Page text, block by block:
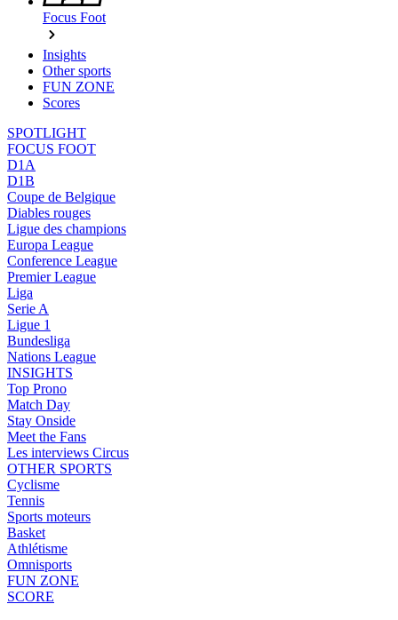
Focus Foot
Insights
Other sports
FUN ZONE
Scores
SPOTLIGHT
FOCUS FOOT
D1A
D1B
Coupe de Belgique
Diables rouges
Ligue des champions
Europa League
Conference League
Premier League
Liga
Serie A
Ligue 1
Bundesliga
Nations League
INSIGHTS
Top Prono
Match Day
Stay Onside
Meet the Fans
Les interviews Circus
OTHER SPORTS
Cyclisme
Tennis
Sports moteurs
Basket
Athlétisme
Omnisports
FUN ZONE
SCORE